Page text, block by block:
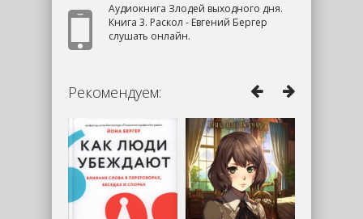
Аудиокнига Злодей выходного дня.
Книга 3. Раскол - Евгений Бергер
слушать онлайн.
Рекомендуем: